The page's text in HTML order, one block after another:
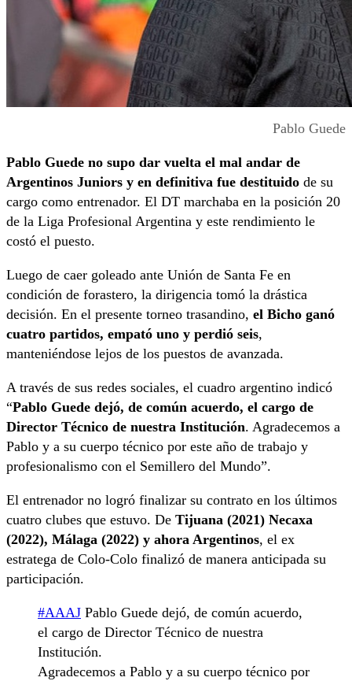
Pablo Guede
Pablo Guede no supo dar vuelta el mal andar de
Argentinos Juniors y en definitiva fue destituido de su
cargo como entrenador. El DT marchaba en la posición 20
de la Liga Profesional Argentina y este rendimiento le
costó el puesto.
Luego de caer goleado ante Unión de Santa Fe en
condición de forastero, la dirigencia tomó la drástica
decisión. En el presente torneo trasandino, el Bicho ganó
cuatro partidos, empató uno y perdió seis,
manteniéndose lejos de los puestos de avanzada.
A través de sus redes sociales, el cuadro argentino indicó
“Pablo Guede dejó, de común acuerdo, el cargo de
Director Técnico de nuestra Institución. Agradecemos a
Pablo y a su cuerpo técnico por este año de trabajo y
profesionalismo con el Semillero del Mundo”.
El entrenador no logró finalizar su contrato en los últimos
cuatro clubes que estuvo. De Tijuana (2021) Necaxa
(2022), Málaga (2022) y ahora Argentinos, el ex
estratega de Colo-Colo finalizó de manera anticipada su
participación.
#AAAJ Pablo Guede dejó, de común acuerdo,
el cargo de Director Técnico de nuestra
Institución.
Agradecemos a Pablo y a su cuerpo técnico por